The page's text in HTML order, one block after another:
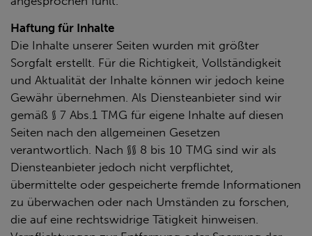
Haftung für Inhalte
Die Inhalte unserer Seiten wurden mit größter
Sorgfalt erstellt. Für die Richtigkeit, Vollständigkeit
und Aktualität der Inhalte können wir jedoch keine
Gewähr übernehmen. Als Diensteanbieter sind wir
gemäß § 7 Abs.1 TMG für eigene Inhalte auf diesen
Seiten nach den allgemeinen Gesetzen
verantwortlich. Nach §§ 8 bis 10 TMG sind wir als
Diensteanbieter jedoch nicht verpflichtet,
übermittelte oder gespeicherte fremde Informationen
zu überwachen oder nach Umständen zu forschen,
die auf eine rechtswidrige Tätigkeit hinweisen.